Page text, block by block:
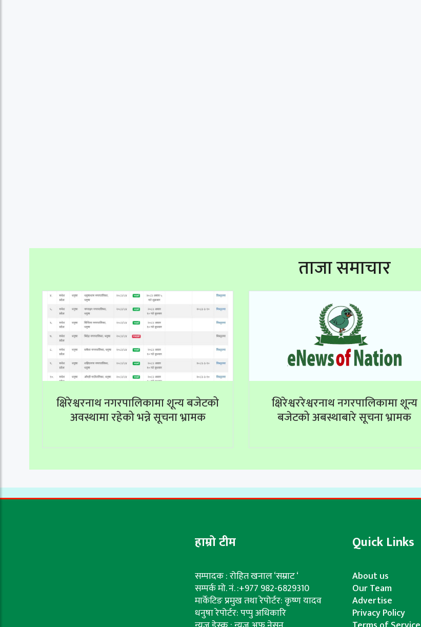
ताजा समाचार
क्षिरेश्वरनाथ नगरपालिकामा शून्य बजेटको
अवस्थामा रहेको भन्ने सूचना भ्रामक
क्षिरेश्वररेश्वरनाथ नगरपालिकामा शून्य
बजेटको अबस्थाबारे सूचना भ्रामक
हाम्रो टीम
सम्पादक : रोहित खनाल ‘सम्राट ‘
सम्पर्क मो. नं. :+977 982-6829310
मार्केटिङ प्रमुख तथा रेपोर्टर: कृष्ण यादव
धनुषा रेपोर्टर: पप्पु अधिकारि
Quick Links
About us
Our Team
Advertise
Privacy Policy